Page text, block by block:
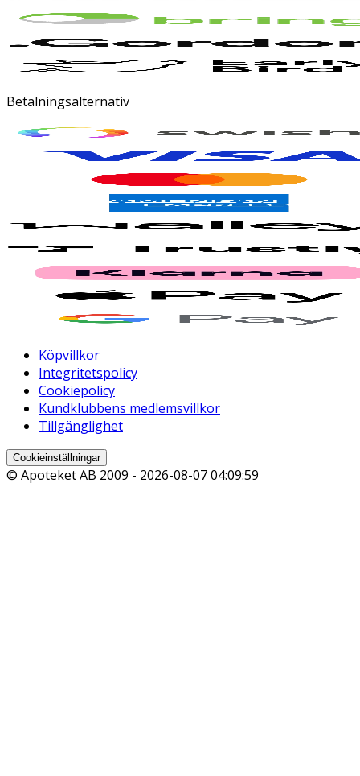
Betalningsalternativ
Köpvillkor
Integritetspolicy
Cookiepolicy
Kundklubbens medlemsvillkor
Tillgänglighet
Cookieinställningar
© Apoteket AB 2009 - 2026-08-07 04:09:59